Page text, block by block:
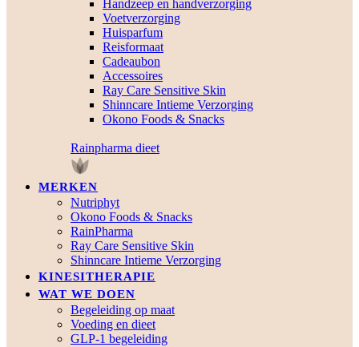
Handzeep en handverzorging
Voetverzorging
Huisparfum
Reisformaat
Cadeaubon
Accessoires
Ray Care Sensitive Skin
Shinncare Intieme Verzorging
Okono Foods & Snacks
Rainpharma dieet
MERKEN
Nutriphyt
Okono Foods & Snacks
RainPharma
Ray Care Sensitive Skin
Shinncare Intieme Verzorging
KINESITHERAPIE
WAT WE DOEN
Begeleiding op maat
Voeding en dieet
GLP-1 begeleiding